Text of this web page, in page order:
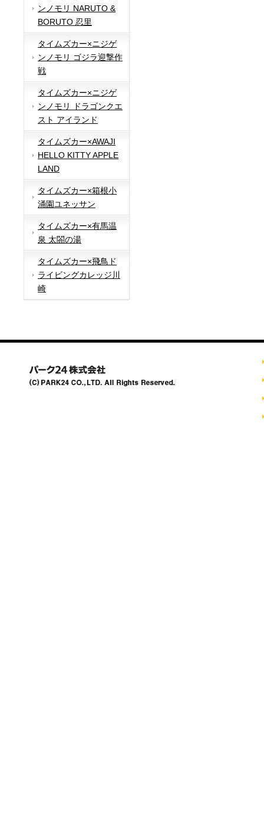
ンノモリ NARUTO &
BORUTO 忍里
タイムズカー×ニジゲ
ンノモリ ゴジラ迎撃作
戦
タイムズカー×ニジゲ
ンノモリ ドラゴンクエ
スト アイランド
タイムズカー×AWAJI
HELLO KITTY APPLE
LAND
タイムズカー×箱根小
涌園ユネッサン
タイムズカー×有馬温
泉 太閤の湯
タイムズカー×飛鳥ド
ライビングカレッジ川
崎